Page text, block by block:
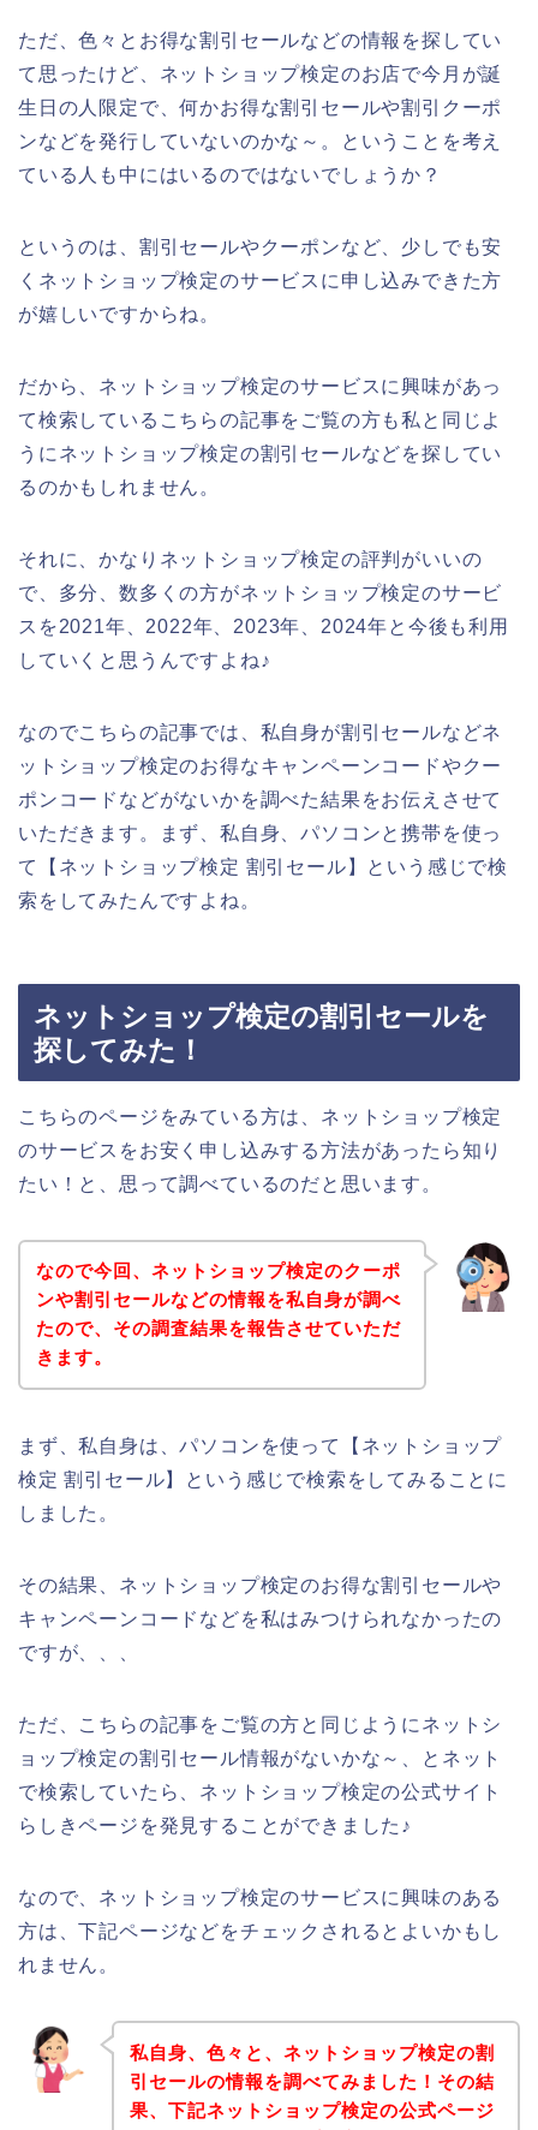
ただ、色々とお得な割引セールなどの情報を探してい
て思ったけど、ネットショップ検定のお店で今月が誕
生日の人限定で、何かお得な割引セールや割引クーポ
ンなどを発行していないのかな～。ということを考え
ている人も中にはいるのではないでしょうか？
というのは、割引セールやクーポンなど、少しでも安
くネットショップ検定のサービスに申し込みできた方
が嬉しいですからね。
だから、ネットショップ検定のサービスに興味があっ
て検索しているこちらの記事をご覧の方も私と同じよ
うにネットショップ検定の割引セールなどを探してい
るのかもしれません。
それに、かなりネットショップ検定の評判がいいの
で、多分、数多くの方がネットショップ検定のサービ
スを2021年、2022年、2023年、2024年と今後も利用
していくと思うんですよね♪
なのでこちらの記事では、私自身が割引セールなどネ
ットショップ検定のお得なキャンペーンコードやクー
ポンコードなどがないかを調べた結果をお伝えさせて
いただきます。まず、私自身、パソコンと携帯を使っ
て【ネットショップ検定 割引セール】という感じで検
索をしてみたんですよね。
ネットショップ検定の割引セールを
探してみた！
こちらのページをみている方は、ネットショップ検定
のサービスをお安く申し込みする方法があったら知り
たい！と、思って調べているのだと思います。
なので今回、ネットショップ検定のクーポ
ンや割引セールなどの情報を私自身が調べ
たので、その調査結果を報告させていただ
きます。
まず、私自身は、パソコンを使って【ネットショップ
検定 割引セール】という感じで検索をしてみることに
しました。
その結果、ネットショップ検定のお得な割引セールや
キャンペーンコードなどを私はみつけられなかったの
ですが、、、
ただ、こちらの記事をご覧の方と同じようにネットシ
ョップ検定の割引セール情報がないかな～、とネット
で検索していたら、ネットショップ検定の公式サイト
らしきページを発見することができました♪
なので、ネットショップ検定のサービスに興味のある
方は、下記ページなどをチェックされるとよいかもし
れません。
私自身、色々と、ネットショップ検定の割
引セールの情報を調べてみました！その結
果、下記ネットショップ検定の公式ページ